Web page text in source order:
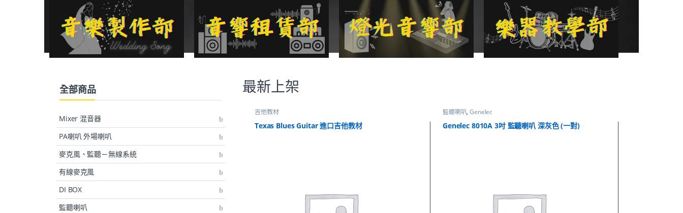
全部商品
Mixer 混音器
PA喇叭 外場喇叭
麥克風、監聽－無線系統
有線麥克風
DI BOX
監聽喇叭
最新上架
吉他教材
Texas Blues Guitar 進口吉他教材
監聽喇叭,Genelec
Genelec 8010A 3吋 監聽喇叭 深灰色 (一對)